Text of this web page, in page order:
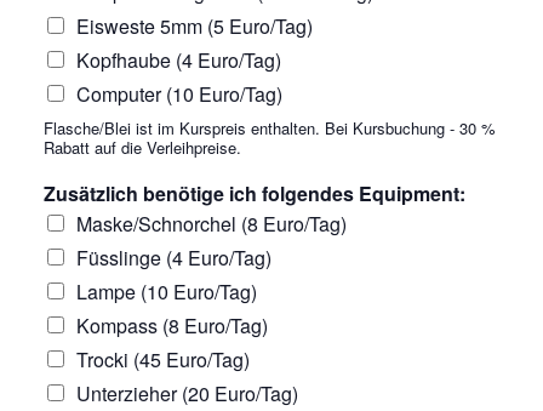
Eisweste 5mm (5 Euro/Tag)
Kopfhaube (4 Euro/Tag)
Computer (10 Euro/Tag)
Flasche/Blei ist im Kurspreis enthalten. Bei Kursbuchung - 30 %
Rabatt auf die Verleihpreise.
Zusätzlich benötige ich folgendes Equipment:
Maske/Schnorchel (8 Euro/Tag)
Füsslinge (4 Euro/Tag)
Lampe (10 Euro/Tag)
Kompass (8 Euro/Tag)
Trocki (45 Euro/Tag)
Unterzieher (20 Euro/Tag)